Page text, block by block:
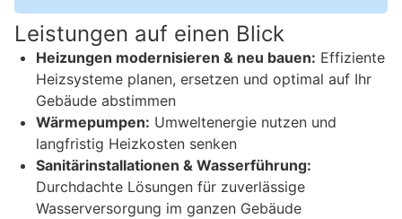
Leistungen auf einen Blick
Heizungen modernisieren & neu bauen: Effiziente
Heizsysteme planen, ersetzen und optimal auf Ihr
Gebäude abstimmen
Wärmepumpen: Umweltenergie nutzen und
langfristig Heizkosten senken
Sanitärinstallationen & Wasserführung:
Durchdachte Lösungen für zuverlässige
Wasserversorgung im ganzen Gebäude